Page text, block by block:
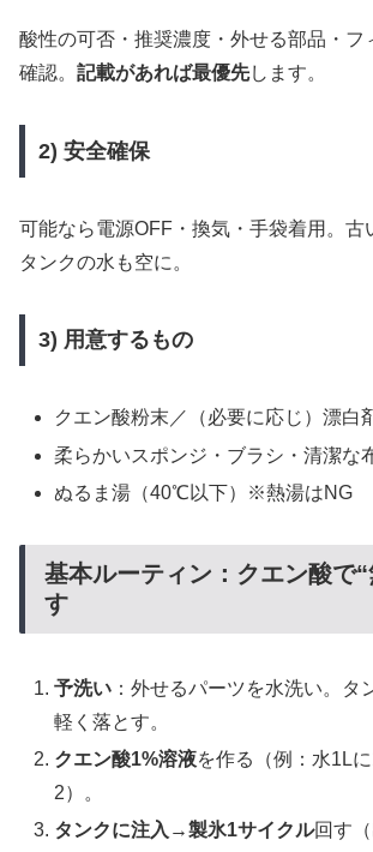
酸性の可否・推奨濃度・外せる部品・フ
確認。 記載があれば最優先します。
2) 安全確保
可能なら電源OFF・換気・手袋着用。古
タンクの水も空に。
3) 用意するもの
クエン酸粉末／（必要に応じ）漂白
柔らかいスポンジ・ブラシ・清潔な
ぬるま湯（40℃以下）※熱湯はNG
基本ルーティン：クエン酸で
す
予洗い ：外せるパーツを水洗い。タ
軽く落とす。
クエン酸1%溶液を作る（例：水1L
2）。
タンクに注入→製氷1サイクル回す